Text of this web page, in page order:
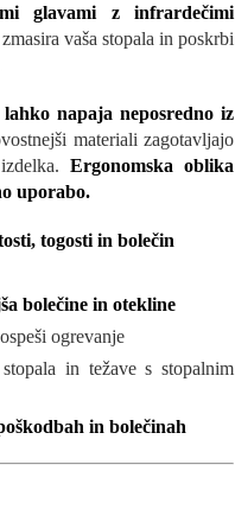
glavami z infrardečimi
vaša stopala in poskrbi
napaja neposredno iz
materiali zagotavljajo
Ergonomska oblika
uporabo.
togosti in bolečin
bolečine in otekline
ogrevanje
in težave s stopalnim
in bolečinah